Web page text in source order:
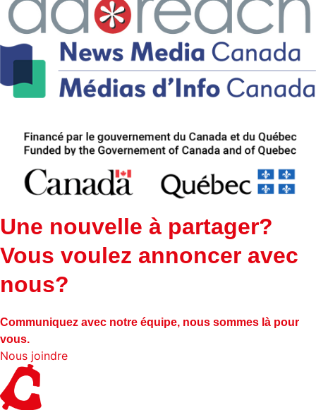
Une nouvelle à partager?
Vous voulez annoncer avec
nous?
Communiquez avec notre équipe, nous sommes là pour
vous.
Nous joindre